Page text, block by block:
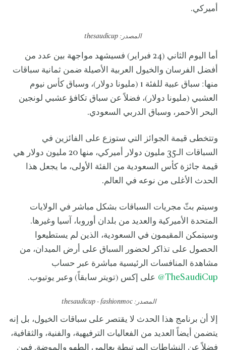
أميركي.
المصدر: thesaudicup
أما اليوم الثاني (24 فبراير) فسيشهد مواجهة بين عدد من
أفضل الفرسان والخيول العربية الأصيلة ضمن ثمانية سباقات
منها: سباق عبية للفئة 1 (مليونا دولار)، وسباق كأس نيوم
العشبي (مليونا دولار)، فضلاً عن سباق تكافؤ عشبي لونجين
البحر الأحمر، وسباق الدربي السعودي.
وتتخطى قيمة الجوائز التي ستوزع على الفائزين في
السباقات الـ35 مليون دولار أميركي، منها 20 مليون دولار هي
قيمة جائزة كأس السعودية من الفئة الأولى، ما يجعل هذا
الحدث الأغلى من نوعه في العالم.
وسيتم بثّ مجريات السباقات بشكل مباشر في الولايات
المتحدة الأميركية والعديد من بلدان أوروبا، آسيا وغيرها.
وسيتمكن المقيمون في السعودية، الذين لم يستطيعوا
الحصول على تذاكر لحضور السباق على أرض الميدان، من
مشاهدة المنافسات الرئيسية مباشرة عبر حساب
TheSaudiCup
@ على إكس (تويتر سابقاً) وعبر يوتيوب.
المصدر: thesaudicup -fashionmoc
إلا أن برنامج هذا الحدث لا يقتصر على سباقات الخيول، بل إنه
يتضمن أيضاً العديد من الفعاليات الترفيهية، والفنية، والثقافية،
فضلاً عن النشاطات المرتبطة بعالمي الطهو والموضة. فمن